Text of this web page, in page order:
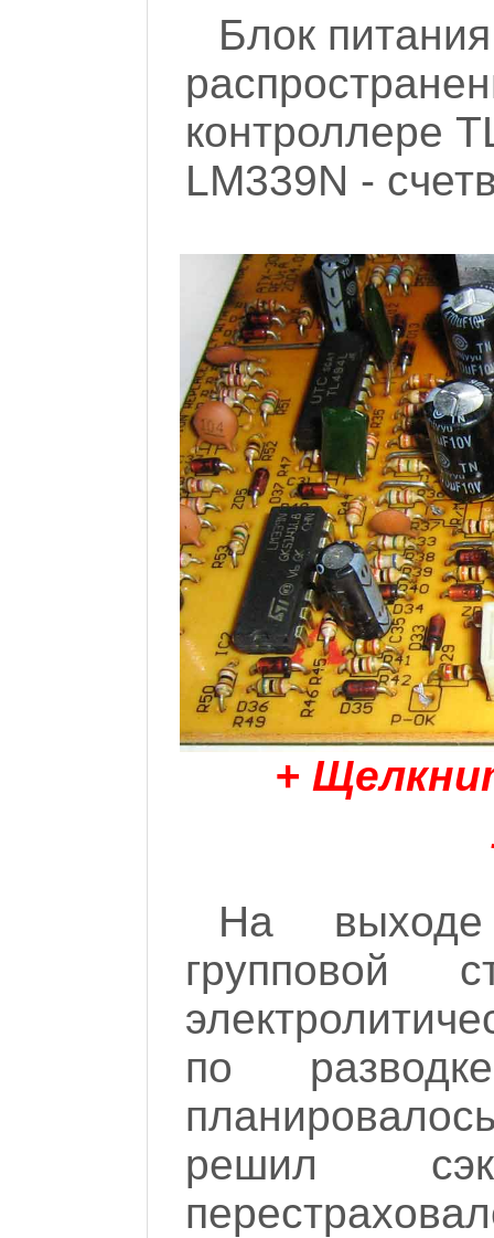
Блок
контроллере
LM339N -
+
На
групповой
по
решил